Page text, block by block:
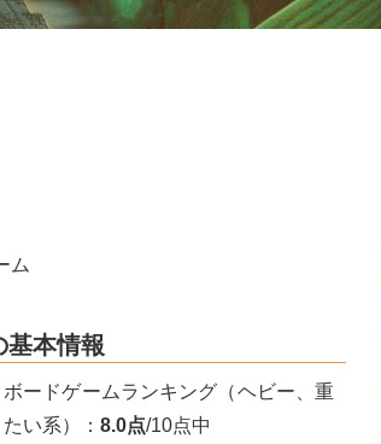
ム
基本情報
ボードゲームランキング（ヘビー、重
たい系）： 8.0点/10点中